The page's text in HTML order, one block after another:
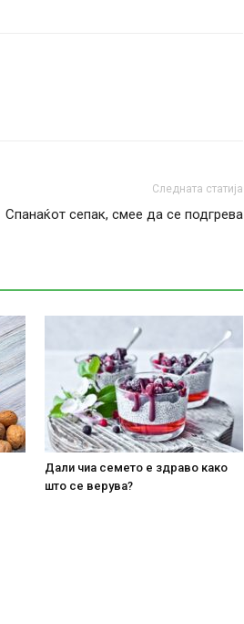
Следната статија
Спанаќот сепак, смее да се подгрева
Дали чиа семето е здраво како
што се верува?